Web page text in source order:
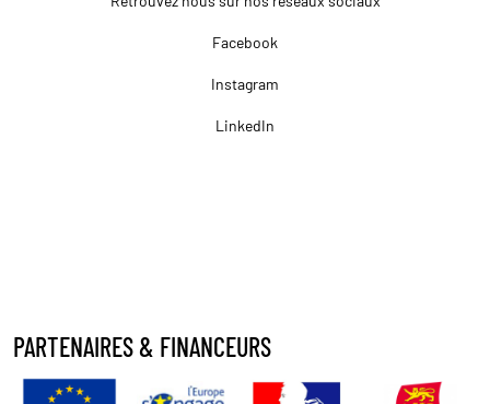
Facebook
Instagram
LinkedIn
PARTENAIRES & FINANCEURS